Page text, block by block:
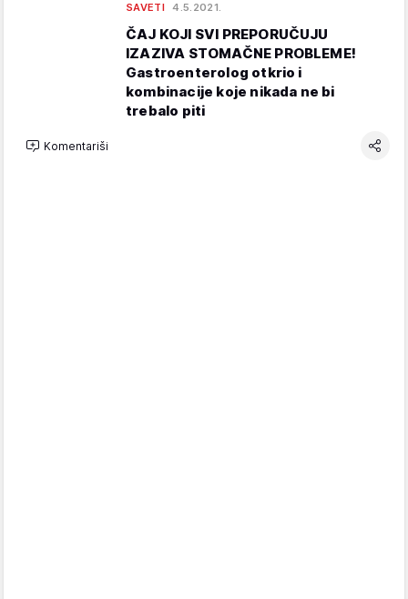
SAVETI 4.5.2021.
ČAJ KOJI SVI PREPORUČUJU
IZAZIVA STOMAČNE PROBLEME!
Gastroenterolog otkrio i
kombinacije koje nikada ne bi
trebalo piti
Komentariši